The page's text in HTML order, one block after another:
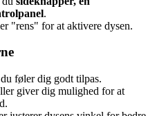
.
"rens" for at aktivere dysen.
føler dig godt tilpas.
giver dig mulighed for at